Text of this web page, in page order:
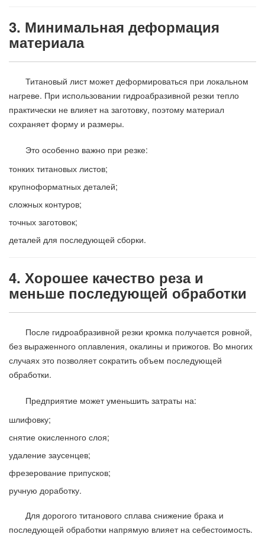
3. Минимальная деформация
материала
Титановый лист может деформироваться при локальном
нагреве. При использовании гидроабразивной резки тепло
практически не влияет на заготовку, поэтому материал
сохраняет форму и размеры.
Это особенно важно при резке:
тонких титановых листов;
крупноформатных деталей;
сложных контуров;
точных заготовок;
деталей для последующей сборки.
4. Хорошее качество реза и
меньше последующей обработки
После гидроабразивной резки кромка получается ровной,
без выраженного оплавления, окалины и прижогов. Во многих
случаях это позволяет сократить объем последующей
обработки.
Предприятие может уменьшить затраты на:
шлифовку;
снятие окисленного слоя;
удаление заусенцев;
фрезерование припусков;
ручную доработку.
Для дорогого титанового сплава снижение брака и
последующей обработки напрямую влияет на себестоимость.